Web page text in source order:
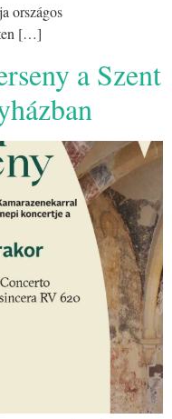
országos
[…]
a Szent